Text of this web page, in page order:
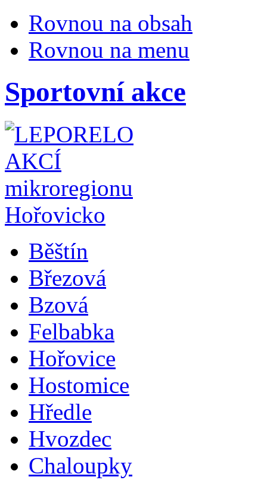
Rovnou na obsah
Rovnou na menu
Sportovní akce
Běštín
Březová
Bzová
Felbabka
Hořovice
Hostomice
Hředle
Hvozdec
Chaloupky